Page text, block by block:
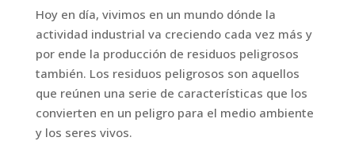
Hoy en día, vivimos en un mundo dónde la
actividad industrial va creciendo cada vez más y
por ende la producción de residuos peligrosos
también. Los residuos peligrosos son aquellos
que reúnen una serie de características que los
convierten en un peligro para el medio ambiente
y los seres vivos.